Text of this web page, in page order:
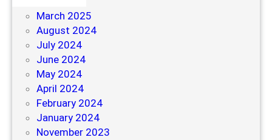
March 2025
August 2024
July 2024
June 2024
May 2024
April 2024
February 2024
January 2024
November 2023